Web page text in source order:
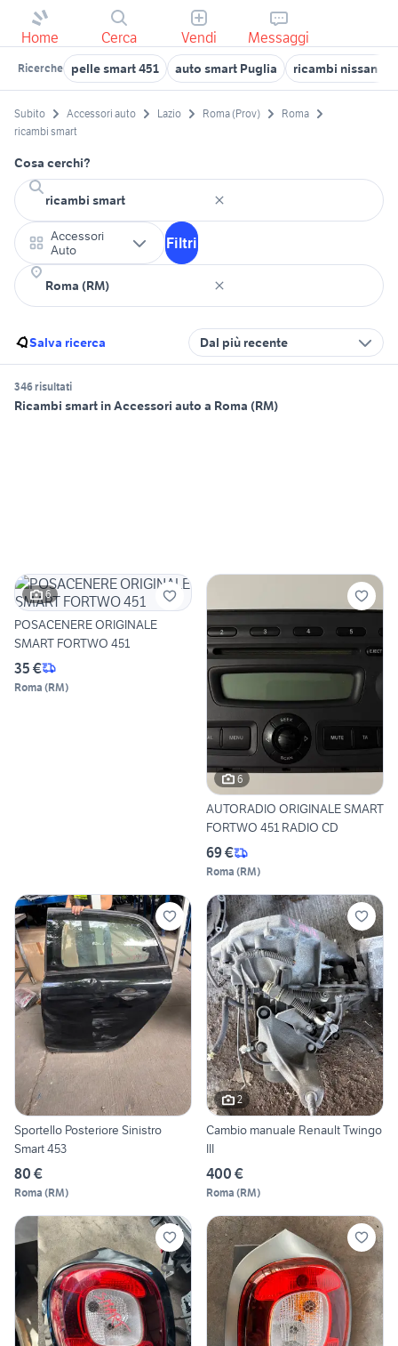
Home Cerca Vendi Messaggi
Ricerche pelle smart 451 auto smart Puglia ricambi nissan
Subito Accessori auto Lazio Roma (Prov)
Roma
ricambi smart
Cosa cerchi?
Accessori
Auto
Filtri
Salva ricerca Dal più recente
346 risultati
Ricambi smart in Accessori auto a Roma (RM)
6
POSACENERE ORIGINALE
SMART FORTWO 451
35 €
Roma (RM)
6
AUTORADIO ORIGINALE SMART
FORTWO 451 RADIO CD
69 €
Roma (RM)
Sportello Posteriore Sinistro
Smart 453
80 €
Roma (RM)
2
Cambio manuale Renault Twingo
III
400 €
Roma (RM)